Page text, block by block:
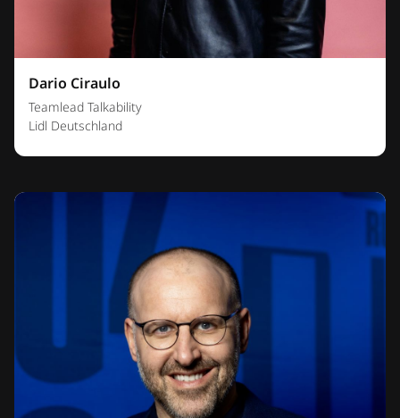
Dario Ciraulo
Teamlead Talkability
Lidl Deutschland